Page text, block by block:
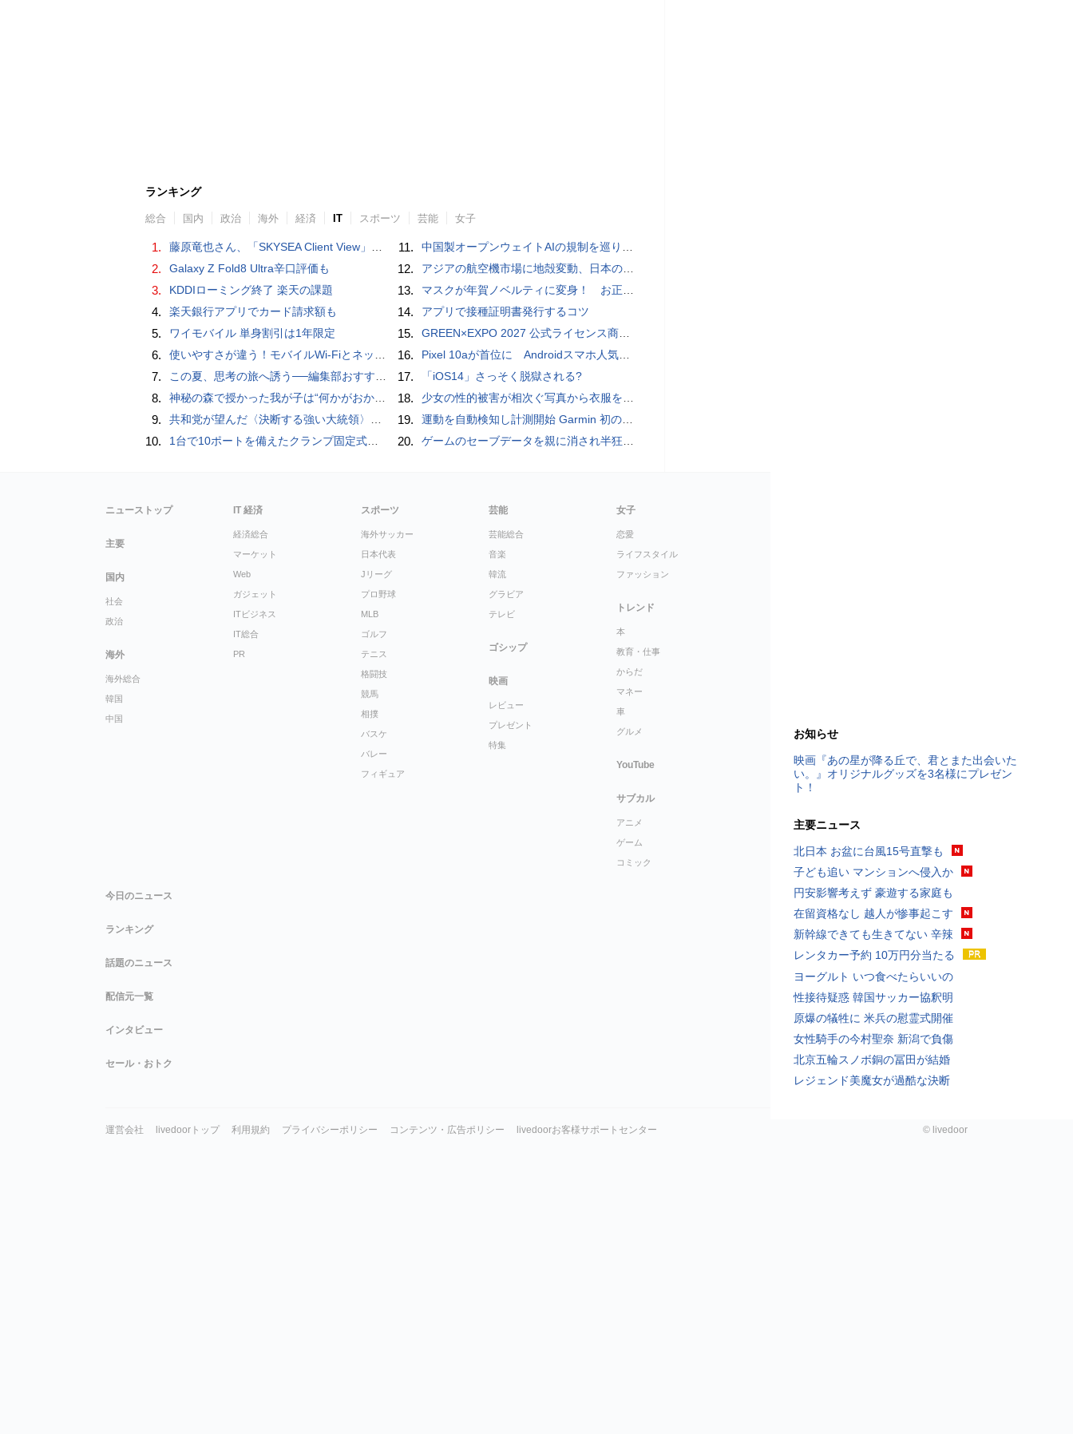
ランキング
総合 国内 政治 海外 経済 IT スポーツ 芸能 女子
1. 藤原竜也さん、「SKYSEA Client View」新CMで「AI労務改善」をアピール 働き方をAIが分析したら「すぐに休んで」と言われる？
2. Galaxy Z Fold8 Ultra辛口評価も
3. KDDIローミング終了 楽天の課題
4. 楽天銀行アプリでカード請求額も
5. ワイモバイル 単身割引は1年限定
6. 使いやすさが違う！モバイルWi-FiとネットHDD【PC-DIY 秋の陣】
7. この夏、思考の旅へ誘う──編集部おすすめの7冊：WIRED BOOK GUIDE
8. 神秘の森で授かった我が子は“何かがおかしい”『ナイトボーン -夜哭-』本編映像解禁 母の絶叫顔うちわが全国の劇場に［ホラー通信］
9. 共和党が望んだ〈決断する強い大統領〉が統治するアメリカの到来──「アメリカン・ドッペルゲンガー」by 池田純一#14
10. 1台で10ポートを備えたクランプ固定式電源タップ「Anker Nano Power Strip (10-in-1, 70W, クランプ式)」レビュー
11. 中国製オープンウェイトAIの規制を巡り、シリコンバレーで意見が二分
12. アジアの航空機市場に地殻変動、日本のサプライヤーに影響も
13. マスクが年賀ノベルティに変身！ お正月特別パッケージの注文受付開始
14. アプリで接種証明書発行するコツ
15. GREEN×EXPO 2027 公式ライセンス商品！初の「トゥンクトゥンク」公式LINEスタンプ、販売開始
16. Pixel 10aが首位に Androidスマホ人気ランキングTOP10 2026/8/8
17. 「iOS14」さっそく脱獄される?
18. 少女の性的被害が相次ぐ写真から衣服を剥ぎ取るAIポルノアプリ「ClothOff」の背後にいる人物とは？
19. 運動を自動検知し計測開始 Garmin 初のスマートバンドを発売 10日間のロングバッテリーで手間いらず
20. ゲームのセーブデータを親に消され半狂乱になった少年
お知らせ
映画『あの星が降る丘で、君とまた出会いた
い。』オリジナルグッズを3名様にプレゼン
ト！
主要ニュース
北日本 お盆に台風15号直撃も
子ども追い マンションへ侵入か
円安影響考えず 豪遊する家庭も
在留資格なし 越人が惨事起こす
新幹線できても生きてない 辛辣
レンタカー予約 10万円分当たる
ヨーグルト いつ食べたらいいの
性接待疑惑 韓国サッカー協釈明
原爆の犠牲に 米兵の慰霊式開催
女性騎手の今村聖奈 新潟で負傷
北京五輪スノボ銅の冨田が結婚
レジェンド美魔女が過酷な決断
ニューストップ
主要
国内
社会
政治
海外
海外総合
韓国
中国
IT 経済
経済総合
マーケット
Web
ガジェット
ITビジネス
IT総合
PR
スポーツ
海外サッカー
日本代表
Jリーグ
プロ野球
MLB
ゴルフ
テニス
格闘技
競馬
相撲
バスケ
バレー
フィギュア
芸能
芸能総合
音楽
韓流
グラビア
テレビ
ゴシップ
映画
レビュー
プレゼント
特集
女子
恋愛
ライフスタイル
ファッション
トレンド
本
教育・仕事
からだ
マネー
車
グルメ
YouTube
サブカル
アニメ
ゲーム
コミック
今日のニュース
ランキング
話題のニュース
配信元一覧
インタビュー
セール・おトク
運営会社 livedoorトップ 利用規約 プライバシーポリシー コンテンツ・広告ポリシー livedoorお客様サポートセンター © livedoor